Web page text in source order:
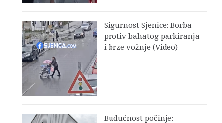
Sigurnost Sjenice: Borba
protiv bahatog parkiranja
i brze vožnje (Video)
Budućnost počinje: